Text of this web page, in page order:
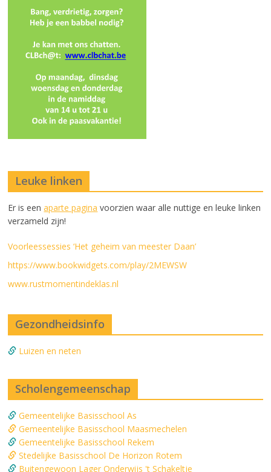
Leuke linken
Er is eenaparte pagina voorzien waar alle nuttige en leuke linken
verzameld zijn!
Voorleessessies ‘Het geheim van meester Daan’
https://www.bookwidgets.com/play/2MEWSW
www.rustmomentindeklas.nl
Gezondheidsinfo
Luizen en neten
Scholengemeenschap
Gemeentelijke Basisschool As
Gemeentelijke Basisschool Maasmechelen
Gemeentelijke Basisschool Rekem
Stedelijke Basisschool De Horizon Rotem
Buitengewoon Lager Onderwijs 't Schakeltje